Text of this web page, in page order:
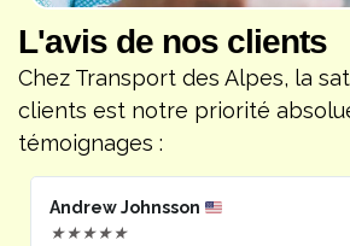
L'avis de nos clients
Chez Transport des Alpes, la
clients est notre priorité
témoignages :
Andrew Johnsson
★★★★★